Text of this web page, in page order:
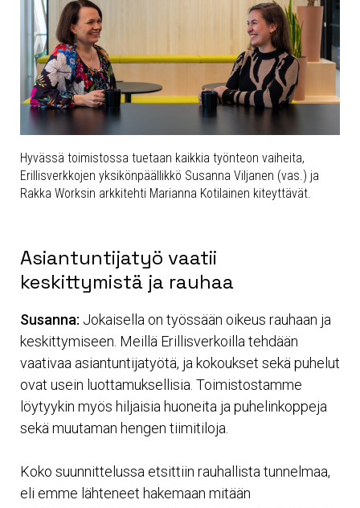
Hyvässä toimistossa tuetaan kaikkia työnteon vaiheita,
Erillisverkkojen yksikönpäällikkö Susanna Viljanen (vas.) ja
Rakka Worksin arkkitehti Marianna Kotilainen kiteyttävät.
Asiantuntijatyö vaatii
keskittymistä ja rauhaa
Susanna: Jokaisella on työssään oikeus rauhaan ja
keskittymiseen. Meillä Erillisverkoilla tehdään
vaativaa asiantuntijatyötä, ja kokoukset sekä puhelut
ovat usein luottamuksellisia. Toimistostamme
löytyykin myös hiljaisia huoneita ja puhelinkoppeja
sekä muutaman hengen tiimitiloja.
Koko suunnittelussa etsittiin rauhallista tunnelmaa,
eli emme lähteneet hakemaan mitään